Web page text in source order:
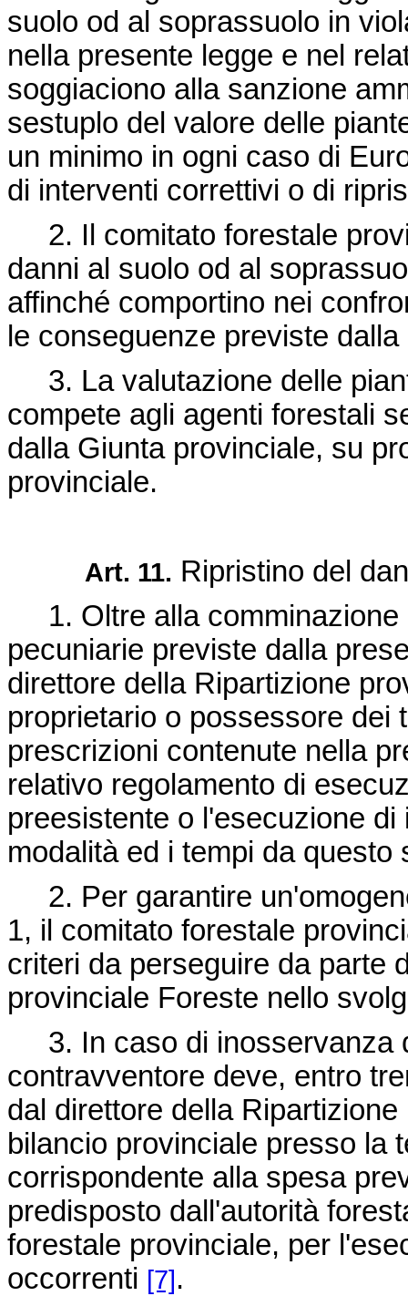
suolo od al soprassuolo in
nella presente legge e nel
soggiaciono alla sanzione
sestuplo del valore delle
un minimo in ogni caso di
di interventi correttivi o di
2. Il comitato forestale
danni al suolo od al
affinché comportino nei
le conseguenze previste
3. La valutazione delle
compete agli agenti forestali
dalla Giunta provinciale, su
provinciale.
Art. 11. Ripristino del
1. Oltre alla comminazione
pecuniarie previste dalla
direttore della Ripartizione
proprietario o possessore dei
prescrizioni contenute nella
relativo regolamento di
preesistente o l'esecuzione
modalità ed i tempi da questo
2. Per garantire
1, il comitato forestale
criteri da perseguire da parte
provinciale Foreste nello
3. In caso di inosservanza
contravventore deve, entro
dal direttore della
bilancio provinciale presso la
corrispondente alla spesa
predisposto dall'autorità
forestale provinciale, per
occorrenti [7].